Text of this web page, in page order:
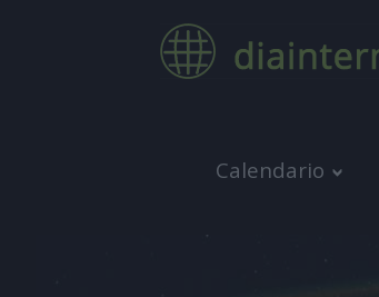
Calendario